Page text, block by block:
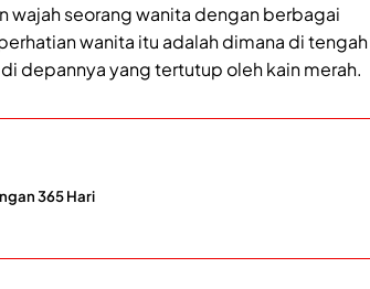
wajah seorang wanita dengan berbagai
wanita itu adalah dimana di tengah
depannya yang tertutup oleh kain merah.
365 Hari